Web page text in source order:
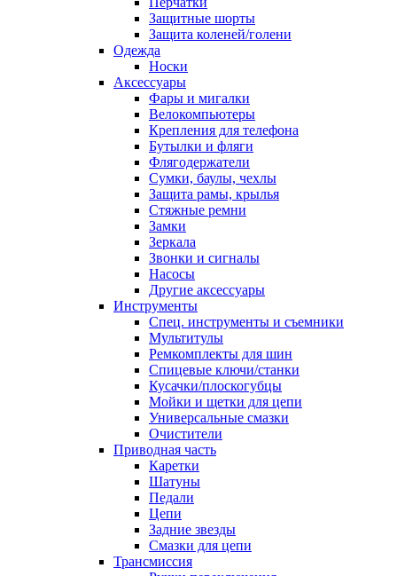
Защитные шорты
Защита коленей/голени
Одежда
Носки
Аксессуары
Фары и мигалки
Велокомпьютеры
Крепления для телефона
Бутылки и фляги
Флягодержатели
Сумки, баулы, чехлы
Защита рамы, крылья
Стяжные ремни
Замки
Зеркала
Звонки и сигналы
Насосы
Другие аксессуары
Инструменты
Спец. инструменты и съемники
Мультитулы
Ремкомплекты для шин
Спицевые ключи/станки
Кусачки/плоскогубцы
Мойки и щетки для цепи
Универсальные смазки
Очистители
Приводная часть
Каретки
Шатуны
Педали
Цепи
Задние звезды
Смазки для цепи
Трансмиссия